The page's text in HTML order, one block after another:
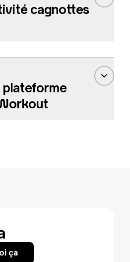
cagnottes
plateforme
: faire du sport.
français sur trois prend
résolutions, dont la plus
un sondage statista, celle
ça